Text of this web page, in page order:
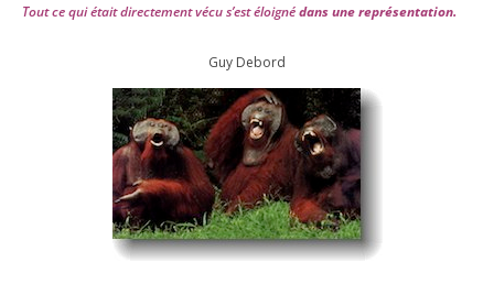
Tout ce qui était direc­te­ment vécu s’est éloi­gnédans une repré­sen­ta­tion.
Guy Debord